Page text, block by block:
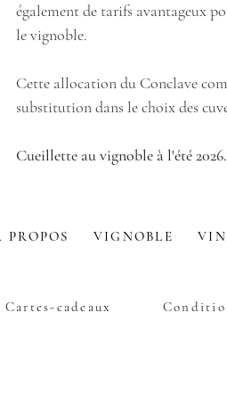
également de tarifs avantageux
le vignoble.
Cette allocation du Conclave
substitution dans le choix des
Cueillette au vignoble à l'été 2026.
PROPOS VIGNOBLE
Cartes-cadeaux